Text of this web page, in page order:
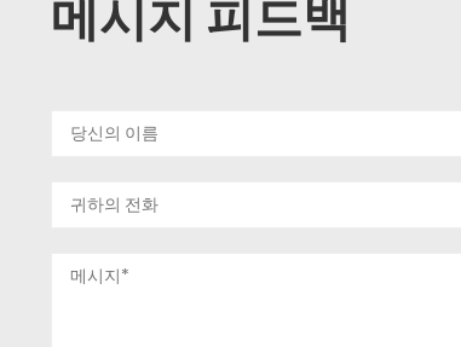
메시지 피드백